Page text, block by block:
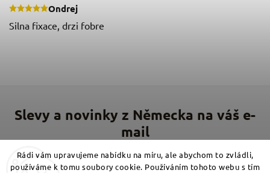
Rádi vám upravujeme nabídku na míru, ale abychom to zvládli,
používáme k tomu soubory cookie. Používáním tohoto webu s tím
Ondrej
Silna fixace, drzi fobre